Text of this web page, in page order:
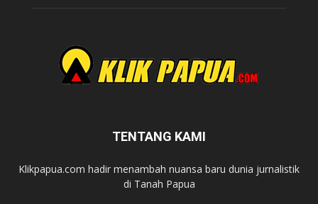
TENTANG KAMI
Klikpapua.com hadir menambah nuansa baru dunia jurnalistik
di Tanah Papua